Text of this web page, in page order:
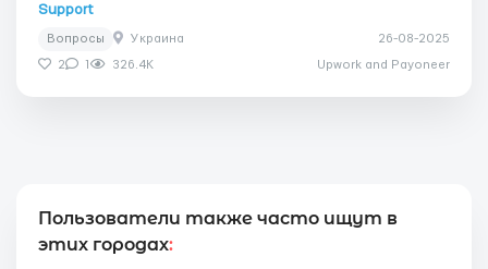
Support
Вопросы Украина 26-08-2025
2 1 326.4K Upwork and Payoneer
Пользователи также часто ищут в
этих городах: